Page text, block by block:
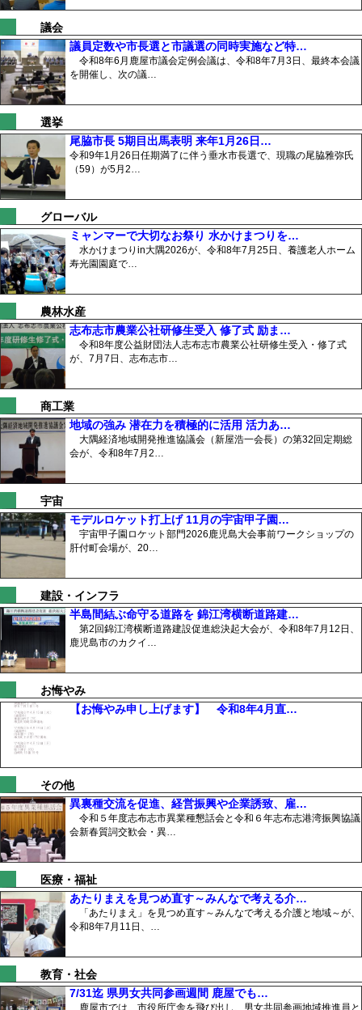
議会
議員定数や市長選と市議選の同時実施など特…
令和8年6月鹿屋市議会定例会議は、令和8年7月3日、最終本会議
を開催し、次の議…
選挙
尾脇市長 5期目出馬表明 来年1月26日…
令和9年1月26日任期満了に伴う垂水市長選で、現職の尾脇雅弥氏
（59）が5月2…
グローバル
ミャンマーで大切なお祭り 水かけまつりを…
水かけまつりin大隅2026が、令和8年7月25日、養護老人ホーム
寿光園園庭で…
農林水産
志布志市農業公社研修生受入 修了式 励ま…
令和8年度公益財団法人志布志市農業公社研修生受入・修了式
が、7月7日、志布志市…
商工業
地域の強み 潜在力を積極的に活用 活力あ…
大隅経済地域開発推進協議会（新屋浩一会長）の第32回定期総
会が、令和8年7月2…
宇宙
モデルロケット打上げ 11月の宇宙甲子園…
宇宙甲子園ロケット部門2026鹿児島大会事前ワークショップの
肝付町会場が、20…
建設・インフラ
半島間結ぶ命守る道路を 錦江湾横断道路建…
第2回錦江湾横断道路建設促進総決起大会が、令和8年7月12日、
鹿児島市のカクイ…
お悔やみ
【お悔やみ申し上げます】 令和8年4月直…
その他
異裏種交流を促進、経営振興や企業誘致、雇…
令和５年度志布志市異業種懇話会と令和６年志布志港湾振興協議
会新春質詞交歓会・異…
医療・福祉
あたりまえを見つめ直す～みんなで考える介…
「あたりまえ」を見つめ直す～みんなで考える介護と地域～が、
令和8年7月11日、…
教育・社会
7/31迄 県男女共同参画週間 鹿屋でも…
鹿屋市では、市役所庁舎を飛び出し、男女共同参画地域推進員と